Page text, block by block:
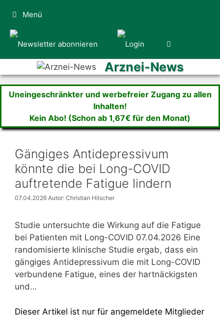
Inhalt
springen
Menü
Arznei-News
Uneingeschränkter und werbefreier Zugang zu allen
Inhalten!
Kein Abo! (Schon ab 1,67€ für den Monat)
Gängiges Antidepressivum
könnte die bei Long-COVID
auftretende Fatigue lindern
07.04.2026 Autor: Christian Hilscher
Studie untersuchte die Wirkung auf die Fatigue
bei Patienten mit Long-COVID 07.04.2026 Eine
randomisierte klinische Studie ergab, dass ein
gängiges Antidepressivum die mit Long-COVID
verbundene Fatigue, eines der hartnäckigsten
und…
Dieser Artikel ist nur für angemeldete Mitglieder